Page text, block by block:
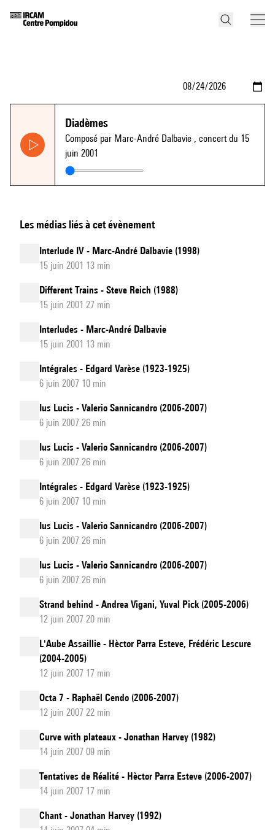
Diadèmes
Composé par Marc-André Dalbavie , concert du 15
juin 2001
Les médias liés à cet évènement
Interlude IV - Marc-André Dalbavie (1998)
15 juin 2001 13 min
Different Trains - Steve Reich (1988)
15 juin 2001 27 min
Interludes - Marc-André Dalbavie
15 juin 2001 13 min
Intégrales - Edgard Varèse (1923-1925)
6 juin 2007 10 min
Ius Lucis - Valerio Sannicandro (2006-2007)
6 juin 2007 26 min
Ius Lucis - Valerio Sannicandro (2006-2007)
6 juin 2007 26 min
Intégrales - Edgard Varèse (1923-1925)
6 juin 2007 10 min
Ius Lucis - Valerio Sannicandro (2006-2007)
6 juin 2007 26 min
Ius Lucis - Valerio Sannicandro (2006-2007)
6 juin 2007 26 min
Strand behind - Andrea Vigani, Yuval Pick (2005-2006)
12 juin 2007 20 min
L'Aube Assaillie - Hèctor Parra Esteve, Frédéric Lescure
(2004-2005)
12 juin 2007 17 min
Octa 7 - Raphaël Cendo (2006-2007)
12 juin 2007 22 min
Curve with plateaux - Jonathan Harvey (1982)
14 juin 2007 09 min
Tentatives de Réalité - Hèctor Parra Esteve (2006-2007)
14 juin 2007 17 min
Chant - Jonathan Harvey (1992)